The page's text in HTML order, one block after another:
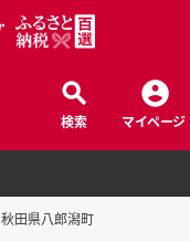
検索 マイページ
秋田県八郎潟町